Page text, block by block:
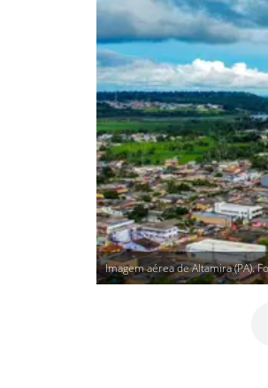
Imagem aérea de Altamira (PA).